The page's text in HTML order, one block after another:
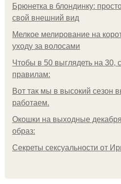
Брюнетка в блондинку:
свой внешний вид
Мелкое мелирование на
уходу за волосами
Чтобы в 50 выглядеть на 30,
правилам:
Вот так мы в высокий сезон
работаем.
Окошки на выходные
образ:
Секреты сексуальности от